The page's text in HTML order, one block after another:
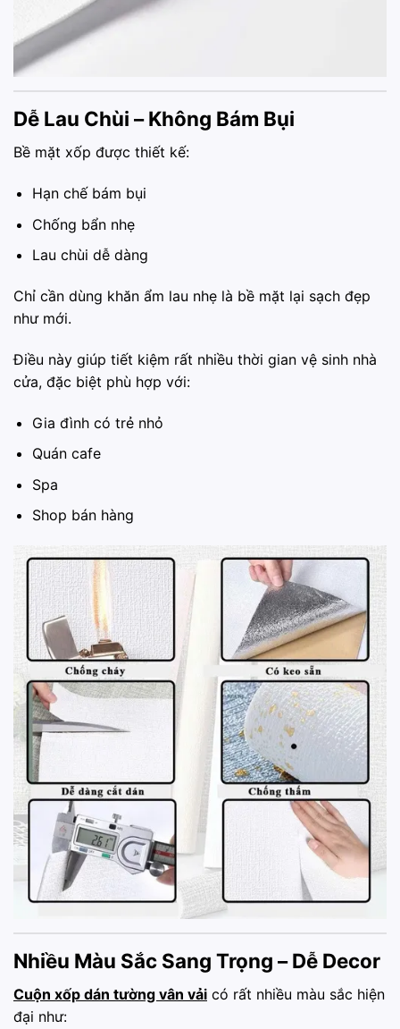
Dễ Lau Chùi – Không Bám Bụi
Bề mặt xốp được thiết kế:
Hạn chế bám bụi
Chống bẩn nhẹ
Lau chùi dễ dàng
Chỉ cần dùng khăn ẩm lau nhẹ là bề mặt lại sạch đẹp
như mới.
Điều này giúp tiết kiệm rất nhiều thời gian vệ sinh nhà
cửa, đặc biệt phù hợp với:
Gia đình có trẻ nhỏ
Quán cafe
Spa
Shop bán hàng
Nhiều Màu Sắc Sang Trọng – Dễ Decor
Cuộn xốp dán tường vân vải có rất nhiều màu sắc hiện
đại như: